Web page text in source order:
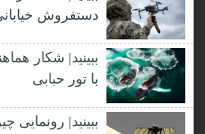
دستفروش خیابانی
ببینید| شکار
با تور حبابی
ببینید| رونمایی